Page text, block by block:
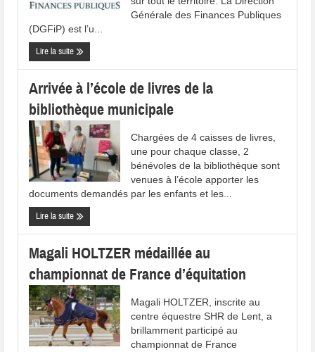
Générale des Finances Publiques
(DGFiP) est l’u...
Lire la suite
Arrivée à l’école de livres de la
bibliothèque municipale
Chargées de 4 caisses de livres,
une pour chaque classe, 2
bénévoles de la bibliothèque sont
venues à l’école apporter les
documents demandés par les enfants et les...
Lire la suite
Magali HOLTZER médaillée au
championnat de France d’équitation
Magali HOLTZER, inscrite au
centre équestre SHR de Lent, a
brillamment participé au
championnat de France